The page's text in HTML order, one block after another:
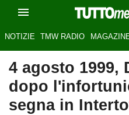
NOTIZIE TMW RADIO
4 agosto 1999,
dopo
segna in